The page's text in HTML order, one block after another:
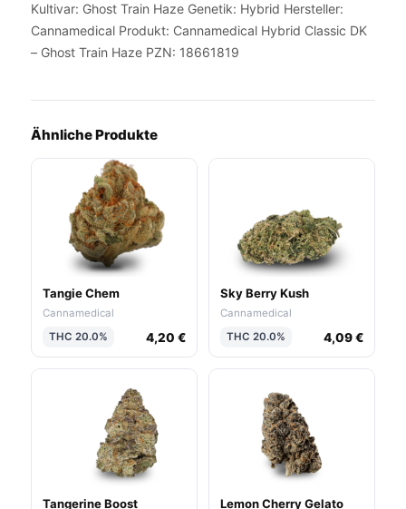
Kultivar: Ghost Train Haze Genetik: Hybrid Hersteller:
Cannamedical Produkt: Cannamedical Hybrid Classic DK
– Ghost Train Haze PZN: 18661819
Ähnliche Produkte
Tangie Chem
Cannamedical
THC 20.0%
4,20 €
Sky Berry Kush
Cannamedical
THC 20.0%
4,09 €
Tangerine Boost Lemon Cherry Gelato